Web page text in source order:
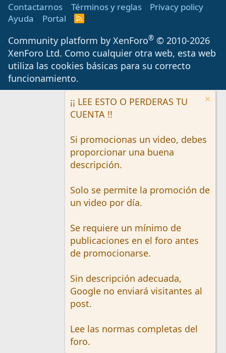
Contactarnos
Términos y reglas
Privacy policy
Ayuda
Portal
R
S
Community platform by XenForo® © 2010-2026
XenForo Ltd. Como cualquier otra web, esta web
utiliza las cookies básicas para su correcto
funcionamiento.
¡¡ LEE ESTO O PERDERAS TU
CUENTA !!
Si promocionas un video, debes
proporcionar una buena
descripción.
Solo se permite la promoción de
un video por día.
Se requiere un mínimo de
publicaciones en el foro antes
de promocionarse.
Sin descripción adecuada,
Google no enviará visitantes al
post.
Lee las normas completas del
foro.